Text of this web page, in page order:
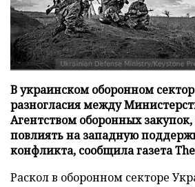
В украинском оборонном
разногласия между
Агентством оборонных
повлиять на западную
конфликта, сообщила газета
Раскол в оборонном секторе